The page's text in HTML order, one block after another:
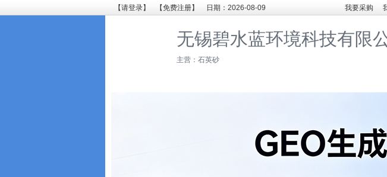
【请登录】 【免费注册】 日期：2026-08-09 我要采购
无锡碧水蓝环境科技有限
主营：石英砂